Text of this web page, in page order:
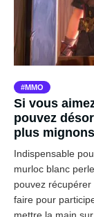
MMO
Si vous
pouvez
plus
Indispensable
murloc blanc
pouvez
faire pour
mettre la main